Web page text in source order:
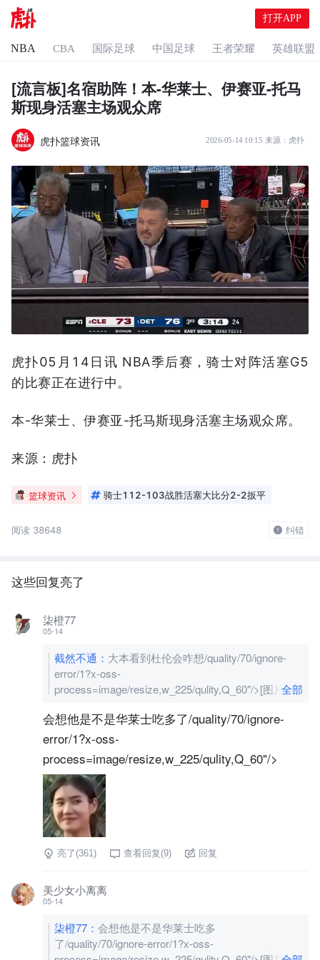
打开APP
NBA CBA 国际足球 中国足球 王者荣耀 英雄联盟
[流言板]名宿助阵！本-华莱士、伊赛亚-托马
斯现身活塞主场观众席
虎扑篮球资讯 2026-05-14 10:15 来源： 虎扑
虎扑05月14日讯 NBA季后赛，骑士对阵活塞G5
的比赛正在进行中。
本-华莱士、伊赛亚-托马斯现身活塞主场观众席。
来源：虎扑
篮球资讯 骑士112-103战胜活塞大比分2-2扳平
阅读 38648 纠错
这些回复亮了
柒橙77
05-14
截然不通 ： 大本看到杜伦会咋想/quality/70/ignore-
error/1?x-oss-
process=image/resize,w_225/qulity,Q_60"/>[图片]全部
会想他是不是华莱士吃多了/quality/70/ignore-
error/1?x-oss-
process=image/resize,w_225/qulity,Q_60"/>
亮了(361) 查看回复(9) 回复
美少女小离离
05-14
柒橙77 ： 会想他是不是华莱士吃多
了/quality/70/ignore-error/1?x-oss-